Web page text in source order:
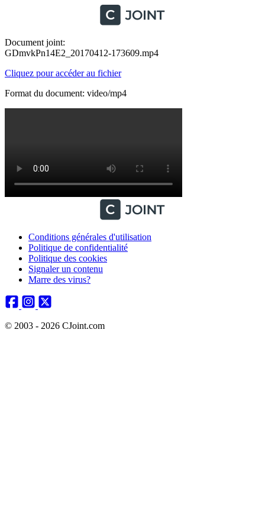
Document joint:
GDmvkPn14E2_20170412-173609.mp4
Cliquez pour accéder au fichier
Format du document: video/mp4
Conditions générales d'utilisation
Politique de confidentialité
Politique des cookies
Signaler un contenu
Marre des virus?
© 2003 - 2026 CJoint.com